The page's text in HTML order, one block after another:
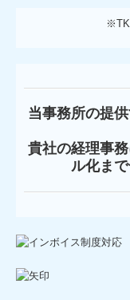
当事務所の提
貴社の経理事
ル化ま